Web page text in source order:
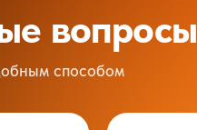
вопросы
способом